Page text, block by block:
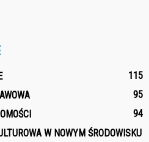
115
95
94
W NOWYM ŚRODOWISKU